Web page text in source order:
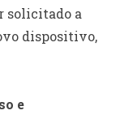
solicitado a
dispositivo,
e